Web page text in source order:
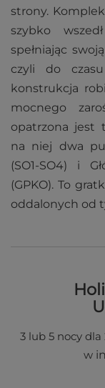
strony.
szybko
spełniając
czyli do
konstrukcja
mocnego
opatrzona jest
na niej dwa
(SO1-SO4) i
(GPKO). To
oddalonych od
3 lub 5 nocy
w